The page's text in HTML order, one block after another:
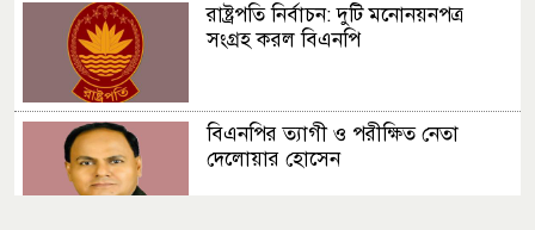
রাষ্ট্রপতি নির্বাচন: দুটি মনোনয়নপত্র
সংগ্রহ করল বিএনপি
বিএনপির ত্যাগী ও পরীক্ষিত নেতা
দেলোয়ার হোসেন